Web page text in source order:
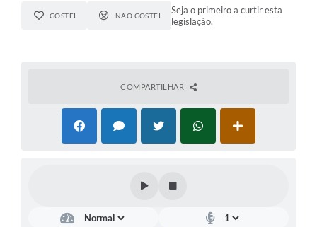
GOSTEI NÃO GOSTEI
Seja o primeiro a curtir esta
legislação.
COMPARTILHAR